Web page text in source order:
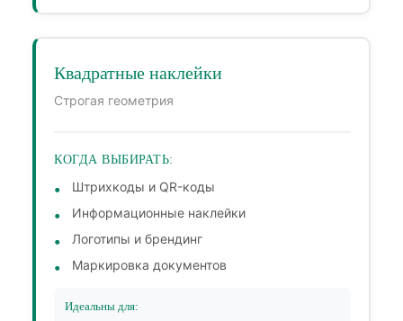
Квадратные наклейки
Строгая геометрия
КОГДА ВЫБИРАТЬ:
Штрихкоды и QR-коды
Информационные наклейки
Логотипы и брендинг
Маркировка документов
Идеальны для: